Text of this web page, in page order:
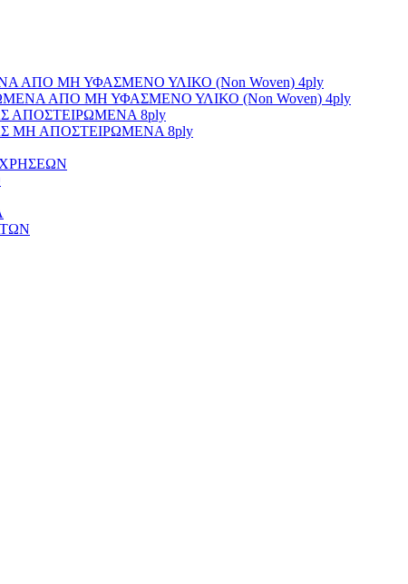
ΑΠΟ ΜΗ ΥΦΑΣΜΕΝΟ ΥΛΙΚΟ (Non Woven) 4ply
ΑΠΟ ΜΗ ΥΦΑΣΜΕΝΟ ΥΛΙΚΟ (Non Woven) 4ply
ΑΠΟΣΤΕΙΡΩΜΕΝΑ 8ply
ΜΗ ΑΠΟΣΤΕΙΡΩΜΕΝΑ 8ply